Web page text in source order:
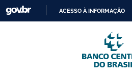
Skip to main content
PARA
O
ACESSO À INFORMAÇÃO